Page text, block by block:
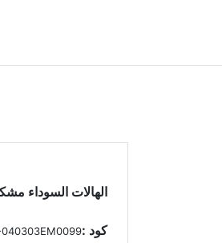
الهالات السوداء
كود :